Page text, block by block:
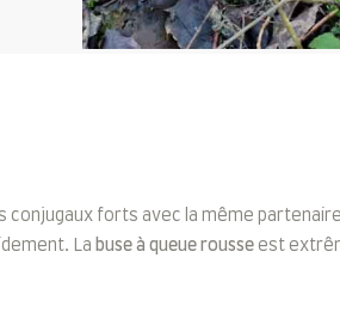
conjugaux forts avec la même
La buse à queue rousse est